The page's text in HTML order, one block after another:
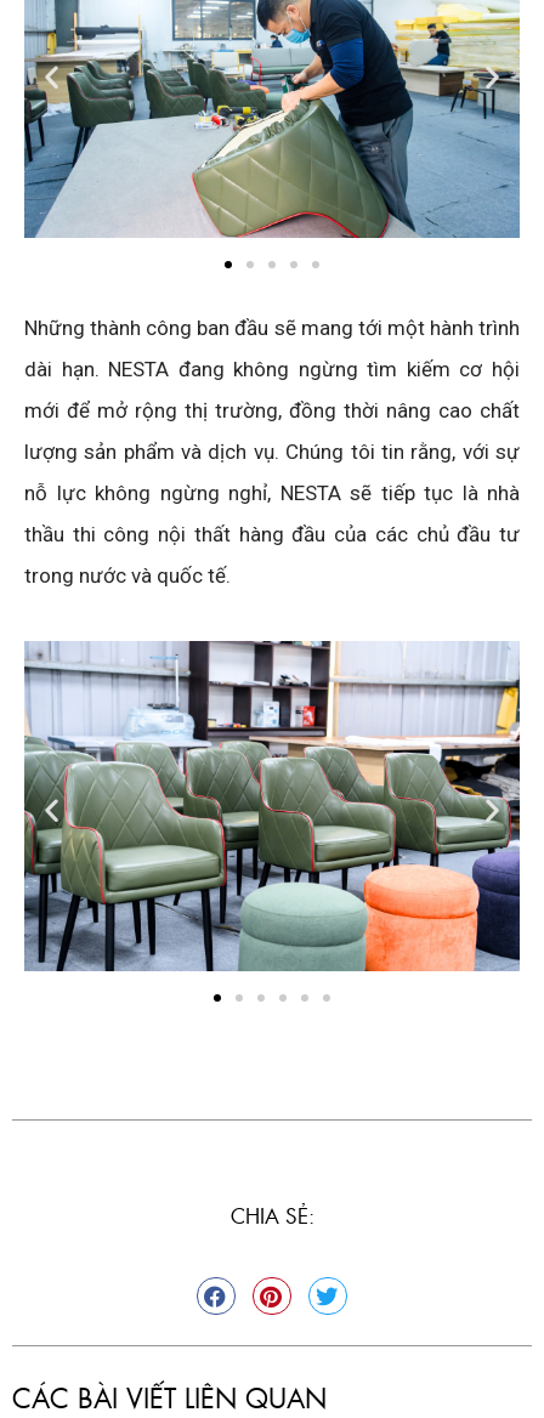
Những thành công ban đầu sẽ mang tới một hành trình
dài hạn. NESTA đang không ngừng tìm kiếm cơ hội
mới để mở rộng thị trường, đồng thời nâng cao chất
lượng sản phẩm và dịch vụ. Chúng tôi tin rằng, với sự
nỗ lực không ngừng nghỉ, NESTA sẽ tiếp tục là nhà
thầu thi công nội thất hàng đầu của các chủ đầu tư
trong nước và quốc tế.
CHIA SẺ:
CÁC BÀI VIẾT LIÊN QUAN